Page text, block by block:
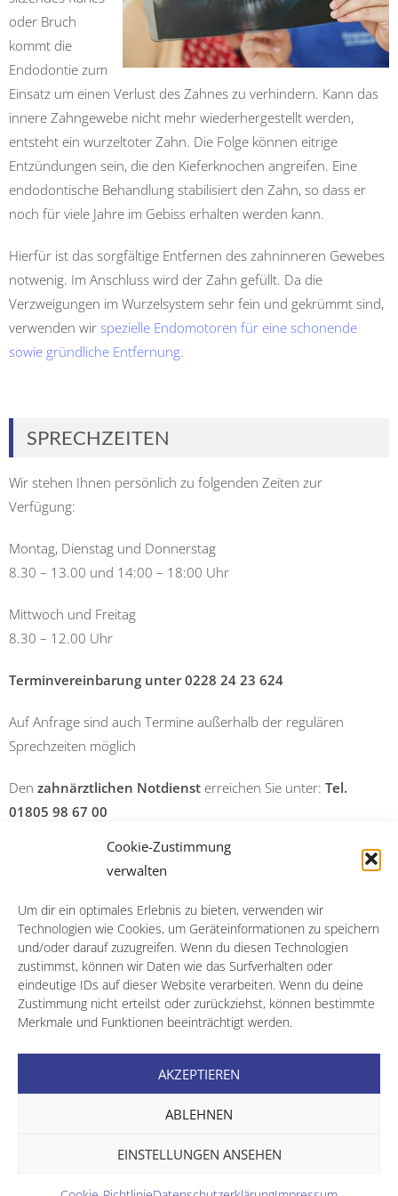
Cookie-Zustimmung
verwalten
Um dir ein optimales Erlebnis zu bieten, verwenden wir
Technologien wie Cookies, um Geräteinformationen zu speichern
und/oder darauf zuzugreifen. Wenn du diesen Technologien
zustimmst, können wir Daten wie das Surfverhalten oder
eindeutige IDs auf dieser Website verarbeiten. Wenn du deine
Zustimmung nicht erteilst oder zurückziehst, können bestimmte
Merkmale und Funktionen beeinträchtigt werden.
AKZEPTIEREN
ABLEHNEN
EINSTELLUNGEN ANSEHEN
oder Bruch
kommt die
Endodontie zum
Einsatz um einen Verlust des Zahnes zu verhindern. Kann das
innere Zahngewebe nicht mehr wiederhergestellt werden,
entsteht ein wurzeltoter Zahn. Die Folge können eitrige
Entzündungen sein, die den Kieferknochen angreifen. Eine
endodontische Behandlung stabilisiert den Zahn, so dass er
noch für viele Jahre im Gebiss erhalten werden kann.
Hierfür ist das sorgfältige Entfernen des zahninneren Gewebes
notwenig. Im Anschluss wird der Zahn gefüllt. Da die
Verzweigungen im Wurzelsystem sehr fein und gekrümmt sind,
verwenden wir spezielle Endomotoren für eine schonende
sowie gründliche Entfernung.
SPRECHZEITEN
Wir stehen Ihnen persönlich zu folgenden Zeiten zur
Verfügung:
Montag, Dienstag und Donnerstag
8.30 – 13.00 und 14:00 – 18:00 Uhr
Mittwoch und Freitag
8.30 – 12.00 Uhr
Terminvereinbarung unter 0228 24 23 624
Auf Anfrage sind auch Termine außerhalb der regulären
Sprechzeiten möglich
Den zahnärztlichen Notdienst erreichen Sie unter: Tel.
01805 98 67 00
14 Cent/Min. a. d. Festnetz; Mobilfunk abweichend
Impressum
Datenschutz
Zahnarztpraxis Dr. Ferdinand Fritsch
WordPress Theme AccessPress Lite